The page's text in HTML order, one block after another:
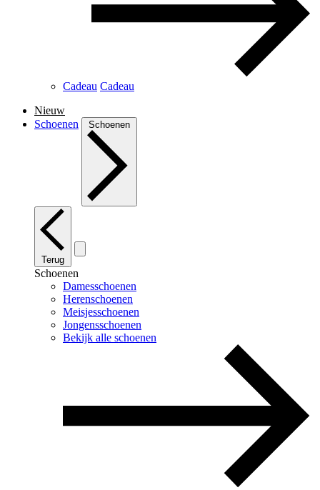
Cadeau Cadeau
Nieuw
Schoenen
Schoenen
Terug
Schoenen
Damesschoenen
Herenschoenen
Meisjesschoenen
Jongensschoenen
Bekijk alle schoenen